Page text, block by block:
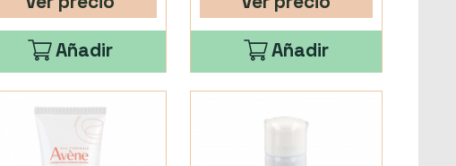
Añadir Añadir